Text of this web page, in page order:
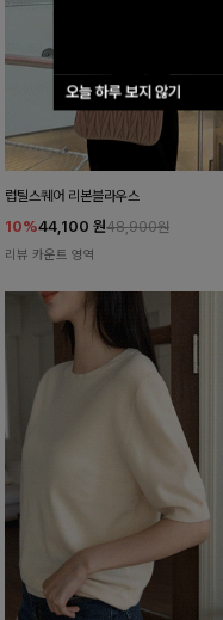
오늘 하루 보지 않기
럽틸스퀘어 리본블라우스
10%44,100 원48,900원
리뷰 카운트 영역